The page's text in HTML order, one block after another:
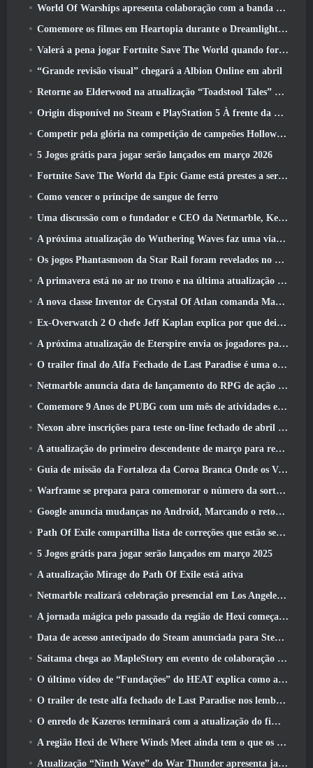
World Of Warships apresenta colaboração com a banda sueca de heavy metal Sabaton
Comemore os filmes em Heartopia durante o Dreamlight Cinematics Festival
Valerá a pena jogar Fortnite Save The World quando for grátis?
“Grande revisão visual” chegará a Albion Online em abril
Retorne ao Elderwood na atualização “Toadstool Tales” de Palia
Origin disponível no Steam e PlayStation 5 À frente da marcha 23 Lançar
Competir pela glória na competição de campeões Hollow de New Eridu na próxima atualização do Zenless Zone Zero
5 Jogos grátis para jogar serão lançados em março 2026
Fortnite Save The World da Epic Game está prestes a ser gratuito para jogar
Como vencer o príncipe de sangue de ferro
Uma discussão com o fundador e CEO da Netmarble, Ken Kim, sobre a MONGIL: Mergulho nas Estrelas
A próxima atualização do Wuthering Waves faz uma viagem ao “lado negro”
Os jogos Phantasmoon da Star Rail foram revelados no 4.1 Programa Especial
A primavera está no ar no trono e na última atualização do Liberty
A nova classe Inventor de Crystal Of Atlan comanda Magitech Mechs em batalha
Ex-Overwatch 2 O chefe Jeff Kaplan explica por que deixou a Blizzard
A próxima atualização de Eterspire envia os jogadores para as minas anãs
O trailer final do Alfa Fechado de Last Paradise é uma obra de arte pequena, mas aterrorizante
Netmarble anuncia data de lançamento do RPG de ação para domar monstros Mongil: Mergulho nas Estrelas
Comemore 9 Anos de PUBG com um mês de atividades especiais
Nexon abre inscrições para teste on-line fechado de abril do MapleStory Classic World
A atualização do primeiro descendente de março para reequilibrar Sharen e também introduzir novo conteúdo
Guia de missão da Fortaleza da Coroa Branca Onde os Ventos Encontram
Warframe se prepara para comemorar o número da sorte 13 Com eventos de aniversário
Google anuncia mudanças no Android, Marcando o retorno do Fortnite à Play Store
Path Of Exile compartilha lista de correções que estão sendo trabalhadas após o lançamento do Mirage
5 Jogos grátis para jogar serão lançados em março 2025
A atualização Mirage do Path Of Exile está ativa
Netmarble realizará celebração presencial em Los Angeles. Antes dos Sete Pecados Capitais: Lançamento de origem
A jornada mágica pelo passado da região de Hexi começa onde os ventos se encontram hoje
Data de acesso antecipado do Steam anunciada para Steampunk ARPG Crystalfall
Saitama chega ao MapleStory em evento de colaboração One-Punch Man
O último vídeo de “Fundações” do HEAT explica como agentes e tanques trabalham juntos
O trailer de teste alfa fechado de Last Paradise nos lembra como é realmente sobreviver ao apocalipse zumbi
O enredo de Kazeros terminará com a atualização do fim do abismo de Lost Ark
A região Hexi de Where Winds Meet ainda tem o que os jogadores amam, ao mesmo tempo que é uma experiência única
Atualização “Ninth Wave” do War Thunder apresenta jatos Rank IX